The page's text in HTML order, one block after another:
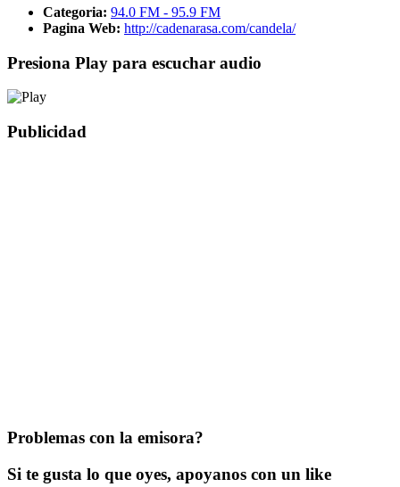
Categoria: 94.0 FM - 95.9 FM
Pagina Web: http://cadenarasa.com/candela/
Presiona Play para escuchar audio
Publicidad
Problemas con la emisora?
Si te gusta lo que oyes, apoyanos con un like